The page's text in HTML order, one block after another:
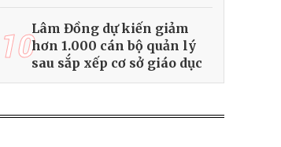
10Lâm Đồng dự kiến giảm
hơn 1.000 cán bộ quản lý
sau sắp xếp cơ sở giáo dục